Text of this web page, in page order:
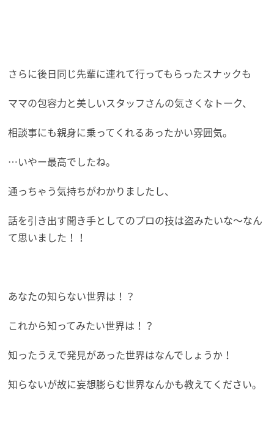
さらに後日同じ先輩に連れて行ってもらったスナックも
ママの包容力と美しいスタッフさんの気さくなトーク、
相談事にも親身に乗ってくれるあったかい雰囲気。
…いやー最高でしたね。
通っちゃう気持ちがわかりましたし、
話を引き出す聞き手としてのプロの技は盗みたいな～なん
て思いました！！
あなたの知らない世界は！？
これから知ってみたい世界は！？
知ったうえで発見があった世界はなんでしょうか！
知らないが故に妄想膨らむ世界なんかも教えてください。